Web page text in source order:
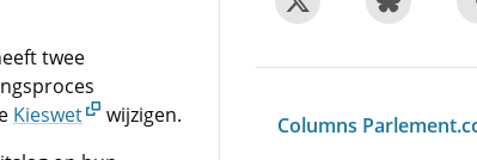
twee
Kieswet
wijzigen.
Columns